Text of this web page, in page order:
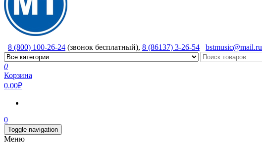
8 (800) 100-26-24 (звонок бесплатный), 8 (86137) 3-26-54 bstmusic@mail.ru
0
Корзина
0.00₽
0
Toggle navigation
Меню